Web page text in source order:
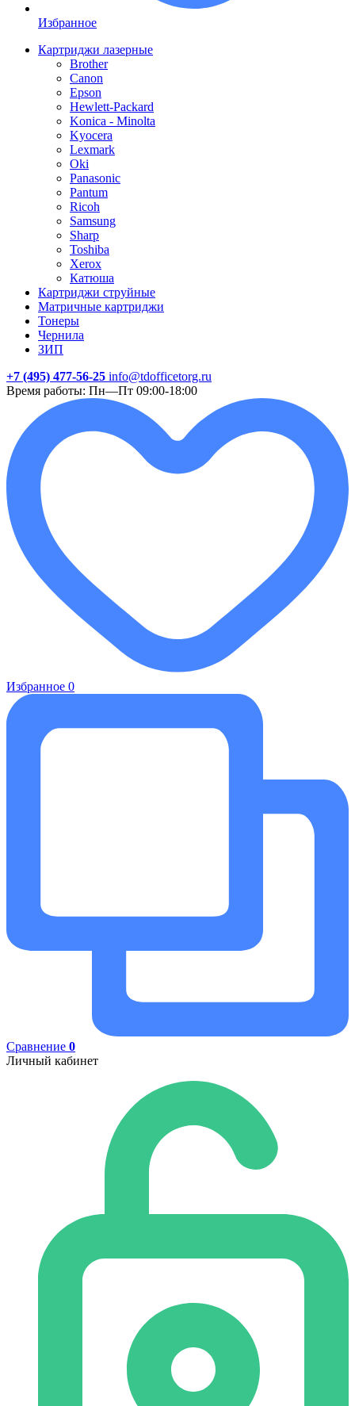
Избранное
Картриджи лазерные
Brother
Canon
Epson
Hewlett-Packard
Konica - Minolta
Kyocera
Lexmark
Oki
Panasonic
Pantum
Ricoh
Samsung
Sharp
Toshiba
Xerox
Катюша
Картриджи струйные
Матричные картриджи
Тонеры
Чернила
ЗИП
+7 (495) 477-56-25 info@tdofficetorg.ru
Время работы: Пн—Пт 09:00-18:00
Избранное 0
Сравнение 0
Личный кабинет